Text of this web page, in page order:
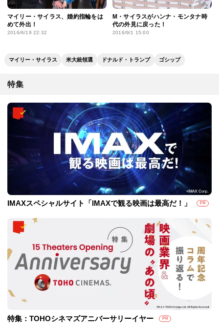
マイリー・サイラス、婚約指輪をは
めて外出！
2016/6/19 22:32
M・サイラスがハンナ・モンタナ時
代の外見に戻った！
2016/9/1 15:00
マイリー・サイラス 米大統領選 ドナルド・トランプ ゴシップ
特集
IMAXスペシャルサイト「IMAXで観る映画は最高だ！」 PR
特集：TOHOシネマズアニバーサリーイヤー PR